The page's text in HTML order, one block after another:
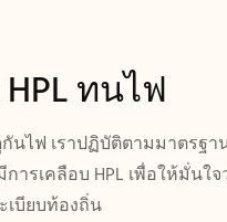
ทนไฟ
ไฟ เราปฏิบัติตามมาตรฐาน
รเคลือบ HPL เพื่อให้มั่นใ
บียบท้องถิ่น